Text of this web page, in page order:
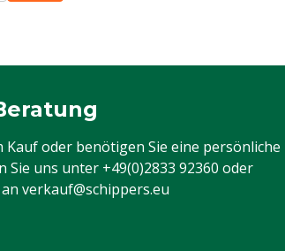
Kauf oder benötigen Sie eine persönliche
Sie uns unter +49(0)2833 92360 oder
verkauf@schippers.eu